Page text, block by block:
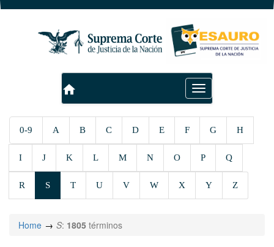
Toggle
navigation
home
0-9 A B C D E F G H
I J K L M N O P Q
R S T U V W X Y Z
Home S: 1805 términos